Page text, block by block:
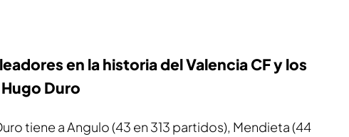
en la historia del Valencia CF y los
Duro
tiene a Angulo (43 en 313 partidos), Mendieta (44